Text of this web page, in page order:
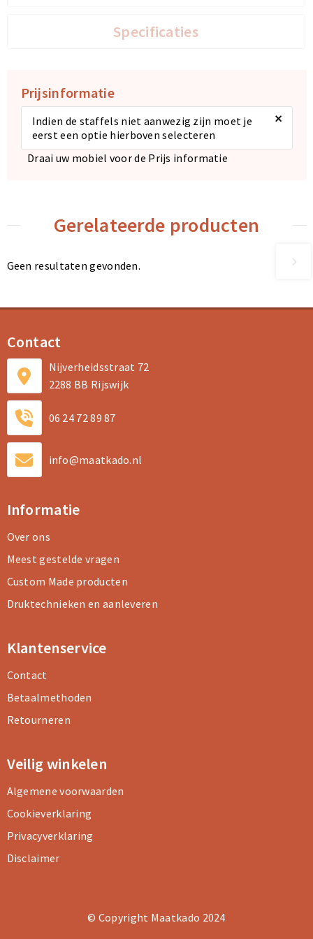
Specificaties
Prijsinformatie
Indien de staffels niet aanwezig zijn moet je
eerst een optie hierboven selecteren
×
Draai uw mobiel voor de Prijs informatie
Gerelateerde producten
Geen resultaten gevonden.
Contact
Nijverheidsstraat 72
2288 BB Rijswijk
06 24 72 89 87
info@maatkado.nl
Informatie
Over ons
Meest gestelde vragen
Custom Made producten
Druktechnieken en aanleveren
Klantenservice
Contact
Betaalmethoden
Retourneren
Veilig winkelen
Algemene voorwaarden
Cookieverklaring
Privacyverklaring
Disclaimer
© Copyright Maatkado 2024